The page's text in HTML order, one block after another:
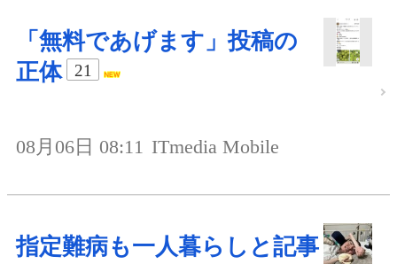
「無料であげます」投稿の
正体
21
08月06日 08:11 ITmedia Mobile
指定難病も一人暮らしと記事